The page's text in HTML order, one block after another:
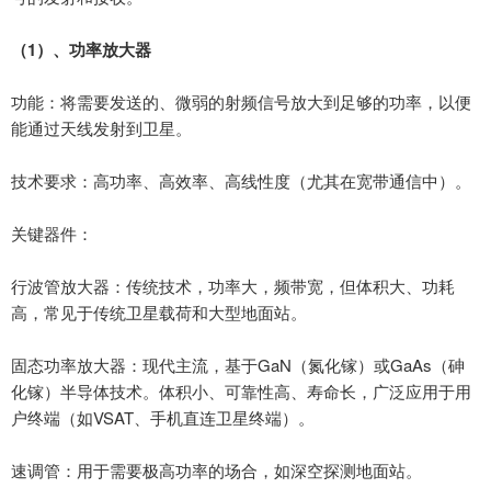
（1）、 功率放大器
功能：将需要发送的、微弱的射频信号放大到足够的功率，以便
能通过天线发射到卫星。
技术要求：高功率、高效率、高线性度（尤其在宽带通信中）。
关键器件：
行波管放大器：传统技术，功率大，频带宽，但体积大、功耗
高，常见于传统卫星载荷和大型地面站。
固态功率放大器：现代主流，基于GaN （氮化镓）或GaAs （砷
化镓）半导体技术。体积小、可靠性高、寿命长，广泛应用于用
户终端（如VSAT 、手机直连卫星终端）。
速调管：用于需要极高功率的场合，如深空探测地面站。